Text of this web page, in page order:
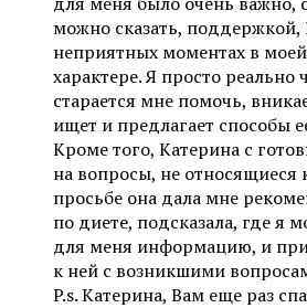
можно сказать, поддержкой,
неприятных моментах в
характере. Я просто реально
старается мне помочь,
ищет и предлагает способы
Кроме того, Катерина с
на вопросы, не относящиеся
просьбе она дала мне
по диете, подсказала, где я
для меня информацию, и
к ней с возникшими
P.s. Катерина, Вам еще раз